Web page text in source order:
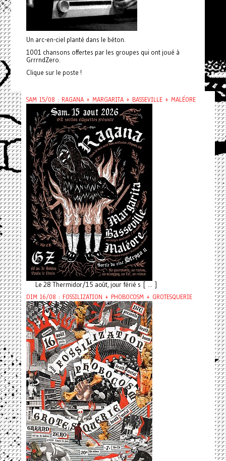
Un arc-en-ciel planté dans le béton.
1001 chansons offertes par les groupes qui ont joué à
GrrrndZero.
Clique sur le poste !
SAM 15/08 : RAGANA + MARGARITA + BASSEVILLE + MALÉORE
Le 28 Thermidor/15 août, jour férié s [ ... ]
DIM 16/08 : FOSSILIZATION + PHOBOCOSM + GROTESQUERIE